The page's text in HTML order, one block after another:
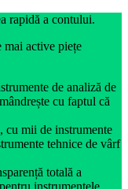
rapidă a contului.
mai active piețe
de analiză de
cu faptul că
cu mii de instrumente
tehnice de vârf
totală a
instrumentele